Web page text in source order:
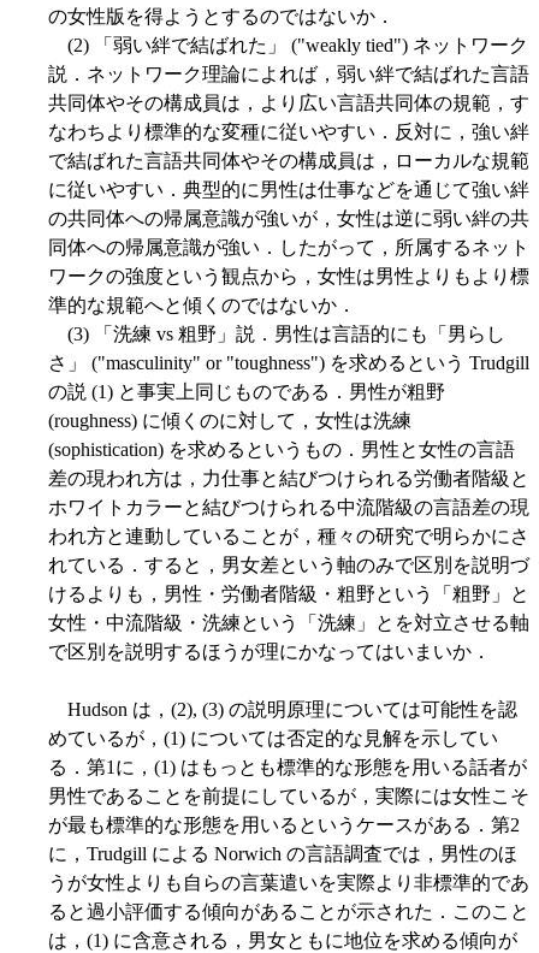
の女性版を得ようとするのではないか．
(2) 「弱い絆で結ばれた」 ("weakly tied") ネットワーク
説．ネットワーク理論によれば，弱い絆で結ばれた言語
共同体やその構成員は，より広い言語共同体の規範，す
なわちより標準的な変種に従いやすい．反対に，強い絆
で結ばれた言語共同体やその構成員は，ローカルな規範
に従いやすい．典型的に男性は仕事などを通じて強い絆
の共同体への帰属意識が強いが，女性は逆に弱い絆の共
同体への帰属意識が強い．したがって，所属するネット
ワークの強度という観点から，女性は男性よりもより標
準的な規範へと傾くのではないか．
(3) 「洗練 vs 粗野」説．男性は言語的にも「男らし
さ」 ("masculinity" or "toughness") を求めるという Trudgill
の説 (1) と事実上同じものである．男性が粗野
(roughness) に傾くのに対して，女性は洗練
(sophistication) を求めるというもの．男性と女性の言語
差の現われ方は，力仕事と結びつけられる労働者階級と
ホワイトカラーと結びつけられる中流階級の言語差の現
われ方と連動していることが，種々の研究で明らかにさ
れている．すると，男女差という軸のみで区別を説明づ
けるよりも，男性・労働者階級・粗野という「粗野」と
女性・中流階級・洗練という「洗練」とを対立させる軸
で区別を説明するほうが理にかなってはいまいか．
Hudson は，(2), (3) の説明原理については可能性を認
めているが，(1) については否定的な見解を示してい
る．第1に，(1) はもっとも標準的な形態を用いる話者が
男性であることを前提にしているが，実際には女性こそ
が最も標準的な形態を用いるというケースがある．第2
に，Trudgill による Norwich の言語調査では，男性のほ
うが女性よりも自らの言葉遣いを実際より非標準的であ
ると過小評価する傾向があることが示された．このこと
は，(1) に含意される，男女ともに地位を求める傾向が